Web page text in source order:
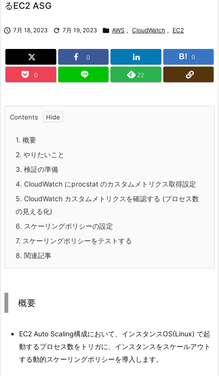
るEC2 ASG
 7月 18, 2023  7月 19, 2023  AWS , CloudWatch , EC2
0 B! 0
0 22
Contents
1. 概要
2. やりたいこと
3. 検証の準備
4. CloudWatch にprocstat のカスタムメトリクス取得設定
5. CloudWatch カスタムメトリクスを確認する (プロセス数
の見える化)
6. スケーリングポリシーの設定
7. スケーリングポリシーをテストする
8. 関連記事
概要
EC2 Auto Scaling構成において、インスタンスOS(Linux) で起
動するプロセス数をトリガに、インスタンスをスケールアウト
する動的スケーリングポリシーを導入します。